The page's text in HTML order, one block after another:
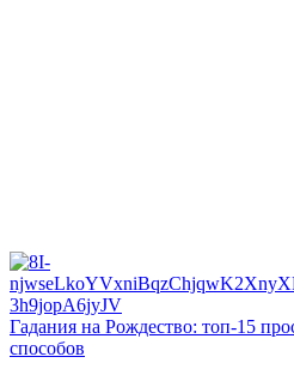
Гадания на Рождество: топ-15
способов